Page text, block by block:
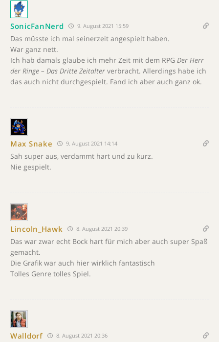
SonicFanNerd 9. August 2021 15:59
Das müsste ich mal seinerzeit angespielt haben.
War ganz nett.
Ich hab damals glaube ich mehr Zeit mit dem RPG Der Herr
der Ringe – Das Dritte Zeitalter verbracht. Allerdings habe ich
das auch nicht durchgespielt. Fand ich aber auch ganz ok.
Max Snake 9. August 2021 14:14
Sah super aus, verdammt hart und zu kurz.
Nie gespielt.
Lincoln_Hawk 8. August 2021 20:39
Das war zwar echt Bock hart für mich aber auch super Spaß
gemacht.
Die Grafik war auch hier wirklich fantastisch
Tolles Genre tolles Spiel.
Walldorf 8. August 2021 20:36